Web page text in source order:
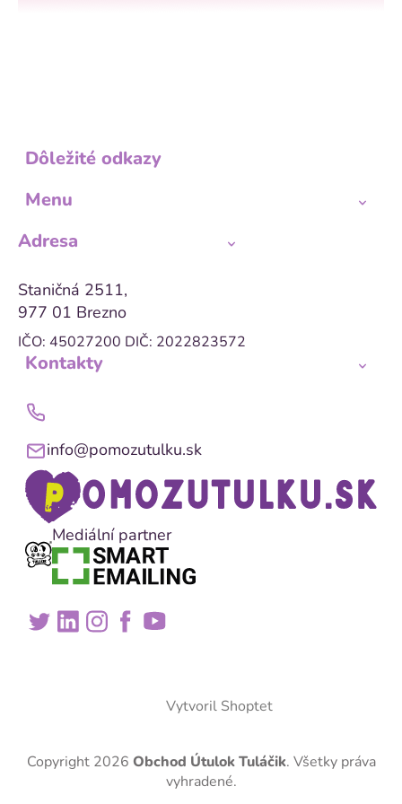
Dôležité odkazy
Menu
Adresa
Staničná 2511,
977 01 Brezno
IČO: 45027200 DIČ: 2022823572
Kontakty
info@pomozutulku.sk
Mediální partner
Vytvoril Shoptet
Copyright 2026 Obchod Útulok Tuláčik. Všetky práva
vyhradené.